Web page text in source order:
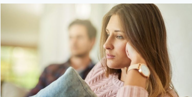
S’ÉNERVE
BESOIN
D’AIDE